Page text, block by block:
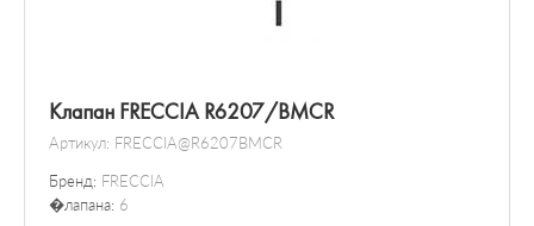
Клапан FRECCIA R6207/BMCR
Артикул: FRECCIA@R6207BMCR
Бренд: FRECCIA
�лапана: 6